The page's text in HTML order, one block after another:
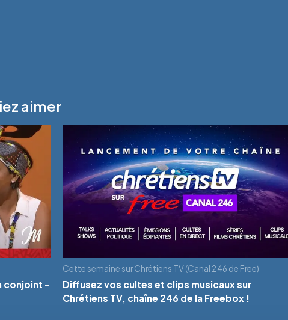
aimer
conjoint -
Cette semaine sur Chrétiens TV (Canal 246 de Free)
Diffusez vos cultes et clips musicaux sur
Chrétiens TV, chaîne 246 de la Freebox !